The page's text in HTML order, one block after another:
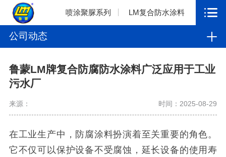
喷涂聚脲系列 LM复合防水涂料
公司动态
鲁蒙LM牌复合防腐防水涂料广泛应用于工业
污水厂
来源： 时间：2025-08-29
在工业生产中，防腐涂料扮演着至关重要的角色。
它不仅可以保护设备不受腐蚀，延长设备的使用寿